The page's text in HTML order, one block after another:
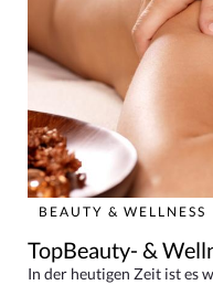
BEAUTY & WELLNESS
TopBeauty- &
In der heutigen Zeit ist es